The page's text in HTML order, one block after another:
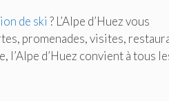
de ski ? L’Alpe d’Huez vous
promenades, visites,
d’Huez convient à tous